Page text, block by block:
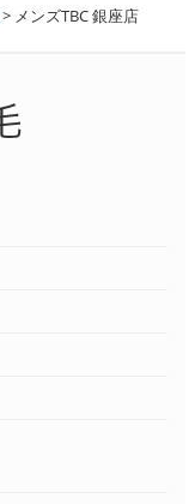
> メンズTBC 銀座店